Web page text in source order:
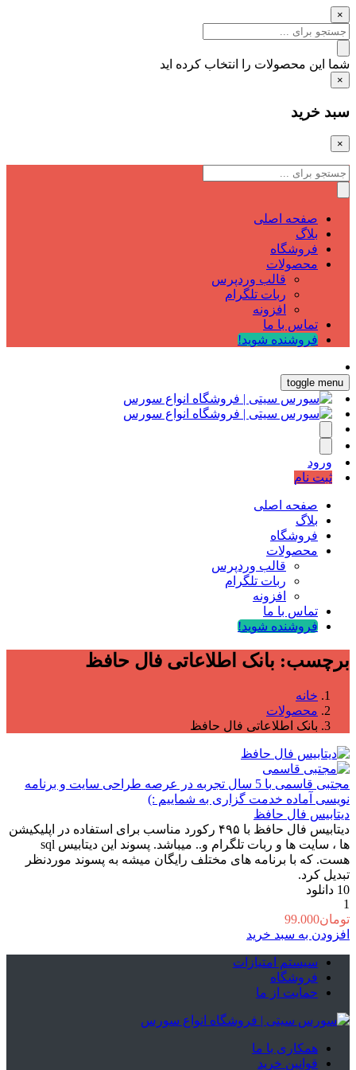
×
شما این محصولات را انتخاب کرده اید
×
سبد خرید
×
صفحه اصلی
بلاگ
فروشگاه
محصولات
قالب وردپرس
ربات تلگرام
افزونه
تماس با ما
فروشنده شوید!
toggle menu
ورود
ثبت نام
صفحه اصلی
بلاگ
فروشگاه
محصولات
قالب وردپرس
ربات تلگرام
افزونه
تماس با ما
فروشنده شوید!
برچسب: بانک اطلاعاتی فال حافظ
خانه
محصولات
بانک اطلاعاتی فال حافظ
مجتبی قاسمی
با 5 سال تجربه در عرصه طراحی سایت و برنامه
نویسی آماده خدمت گزاری به شماییم :)
دیتابیس فال حافظ
دیتابیس فال حافظ با ۴۹۵ رکورد مناسب برای استفاده در اپلیکیشن
ها ، سایت ها و ربات تلگرام و.. میباشد. پسوند این دیتابیس sql
هست. که با برنامه های مختلف رایگان میشه به پسوند موردنظر
تبدیل کرد.
10 دانلود
1
تومان99.000
افزودن به سبد خرید
سیستم امتیازات
فروشگاه
حمایت از ما
همکاری با ما
قوانین خرید